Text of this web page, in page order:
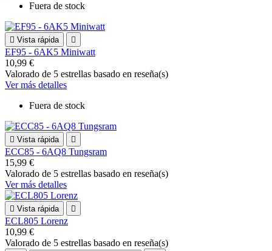
Fuera de stock
 Vista rápida 
EF95 - 6AK5 Miniwatt
10,99 €
Valorado de 5 estrellas basado en reseña(s)
Ver más detalles
Fuera de stock
 Vista rápida 
ECC85 - 6AQ8 Tungsram
15,99 €
Valorado de 5 estrellas basado en reseña(s)
Ver más detalles
 Vista rápida 
ECL805 Lorenz
10,99 €
Valorado de 5 estrellas basado en reseña(s)